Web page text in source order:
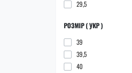
29,5
РОЗМІР ( УКР )
39
39,5
40